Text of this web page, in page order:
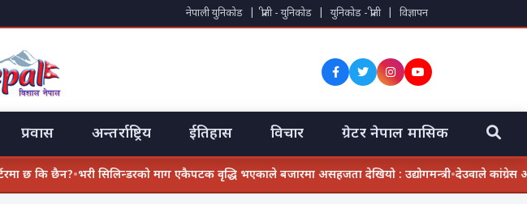
नेपाली युनिकोड प्रीती - युनिकोड युनिकोड - प्रीती विज्ञापन
प्रवास अन्तर्राष्ट्रिय ईतिहास विचार ग्रेटर नेपाल मासिक
छैन? •भरी सिलिन्डरको माग एकैपटक वृद्धि भएकाले बजारमा असहजता देखियो : उद्योगमन्त्री•देउवाले कांग्रेस असन्तुष्ट